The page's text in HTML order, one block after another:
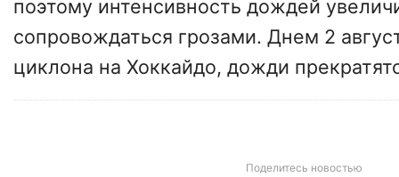
поэтому интенсивность дождей
сопровождаться грозами. Днем 2
циклона на Хоккайдо, дожди
Поделитесь новостью